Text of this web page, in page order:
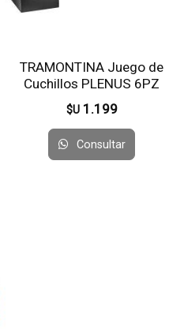
TRAMONTINA Juego de
Cuchillos PLENUS 6PZ
23498/072
$U 1.199
Consultar